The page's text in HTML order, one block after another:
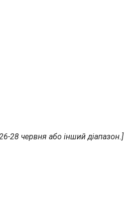
28 червня або інший діапазон.]